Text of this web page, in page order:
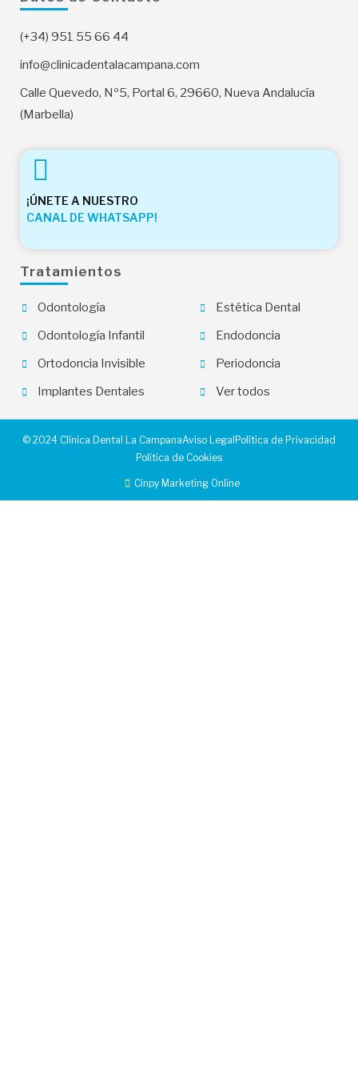
k a
m
Tratamientos
Odontología
Odontología Infantil
Ortodoncia Invisible
Implantes Dentales
Estética Dental
Endodoncia
Periodoncia
Ver todos
(+34) 951 55 66 44
info@clinicadentalacampana.com
Calle Quevedo, Nº5, Portal 6, 29660, Nueva Andalucía
(Marbella)
¡ÚNETE A NUESTRO
CANAL DE WHATSAPP!
© 2024 Clínica Dental La CampanaAviso Legal Política de Privacidad
Política de Cookies
Cinpy Marketing Online